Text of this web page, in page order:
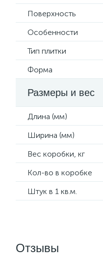
Поверхность
Особенности
Тип плитки
Форма
Размеры и вес
Длина (мм)
Ширина (мм)
Вес коробки, кг
Кол-во в коробке
Штук в 1 кв.м.
Отзывы